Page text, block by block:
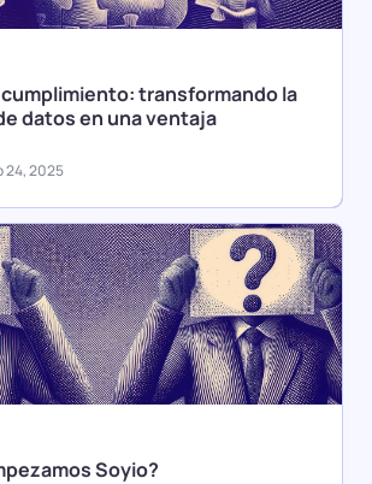
cumplimiento: transformando la
datos en una ventaja
24, 2025
Soyio?